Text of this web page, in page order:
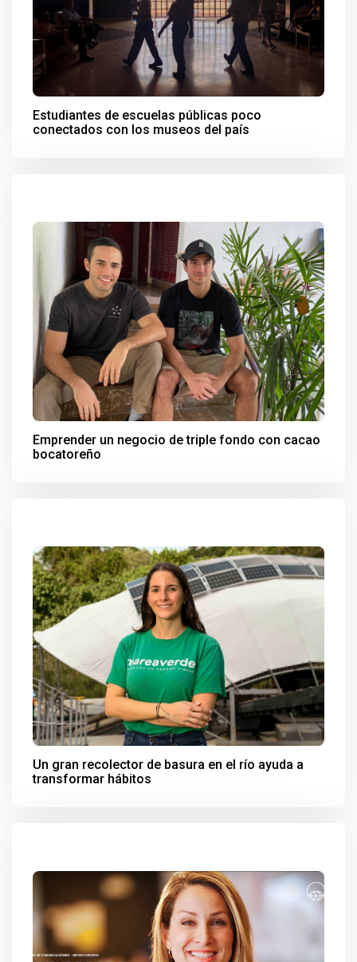
Estudiantes de escuelas públicas poco
conectados con los museos del país
Emprender un negocio de triple fondo con cacao
bocatoreño
Un gran recolector de basura en el río ayuda a
transformar hábitos